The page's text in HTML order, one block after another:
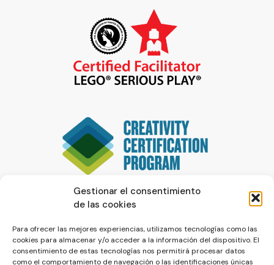
Gestionar el consentimiento
de las cookies
Para ofrecer las mejores experiencias, utilizamos tecnologías como las
cookies para almacenar y/o acceder a la información del dispositivo. El
consentimiento de estas tecnologías nos permitirá procesar datos
como el comportamiento de navegación o las identificaciones únicas